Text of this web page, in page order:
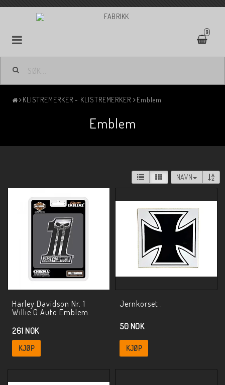
0
KLISTREMERKER - KLISTREMERKER Emblem
Emblem
NAVN
Harley Davidson Nr. 1
Willie G Auto Emblem.
261 NOK
KJØP
Jernkorset .
50 NOK
KJØP